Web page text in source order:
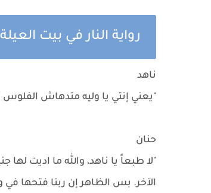
رواية النار في بيت
ناهد
"يعني إنتي يا وليه متدهاش
حنان
"لا طبعاً يا ناهد، والله ما اديت
الآخر. بس الظاهر إن ربنا فتحها